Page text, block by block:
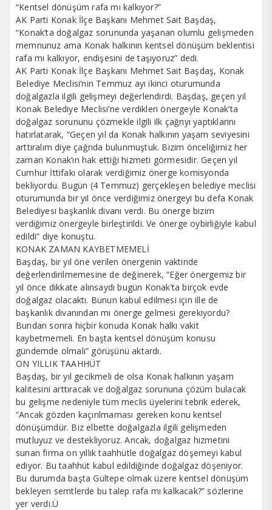
“Kentsel dönüşüm rafa mı kalkıyor?”
AK Parti Konak İlçe Başkanı Mehmet Sait Başdaş,
“Konak’ta doğalgaz sorununda yaşanan olumlu gelişmeden
memnunuz ama Konak halkının kentsel dönüşüm beklentisi
rafa mı kalkıyor, endişesini de taşıyoruz” dedi.
AK Parti Konak İlçe Başkanı Mehmet Sait Başdaş, Konak
Belediye Meclisi’nin Temmuz ayı ikinci oturumunda
doğalgazla ilgili gelişmeyi değerlendirdi. Başdaş, geçen yıl
Konak Belediye Meclisi’ne verdikleri önergeyle Konak’ta
doğalgaz sorununu çözmekle ilgili ilk çağrıyı yaptıklarını
hatırlatarak, “Geçen yıl da Konak halkının yaşam seviyesini
arttıralım diye çağrıda bulunmuştuk. Bizim önceliğimiz her
zaman Konak’ın hak ettiği hizmeti görmesidir. Geçen yıl
Cumhur İttifakı olarak verdiğimiz önerge komisyonda
bekliyordu. Bugün (4 Temmuz) gerçekleşen belediye meclisi
oturumunda bir yıl önce verdiğimiz önergeyi bu defa Konak
Belediyesi başkanlık divanı verdi. Bu önerge bizim
verdiğimiz önergeyle birleştirildi. Ve önerge oybirliğiyle kabul
edildi” diye konuştu.
KONAK ZAMAN KAYBETMEMELİ
Başdaş, bir yıl öne verilen önergenin vaktinde
değerlendirilmemesine de değinerek, “Eğer önergemiz bir
yıl önce dikkate alınsaydı bugün Konak’ta birçok evde
doğalgaz olacaktı. Bunun kabul edilmesi için ille de
başkanlık divanından mı önerge gelmesi gerekiyordu?
Bundan sonra hiçbir konuda Konak halkı vakit
kaybetmemeli. En başta kentsel dönüşüm konusu
gündemde olmalı” görüşünü aktardı.
ON YILLIK TAAHHÜT
Başdaş, bir yıl gecikmeli de olsa Konak halkının yaşam
kalitesini arttıracak ve doğalgaz sorununa çözüm bulacak
bu gelişme nedeniyle tüm meclis üyelerini tebrik ederek,
“Ancak gözden kaçırılmaması gereken konu kentsel
dönüşümdür. Biz elbette doğalgazla ilgili gelişmeden
mutluyuz ve destekliyoruz. Ancak, doğalgaz hizmetini
sunan firma on yıllık taahhütle doğalgaz döşemeyi kabul
ediyor. Bu taahhüt kabul edildiğinde doğalgaz döşeniyor.
Bu durumda başta Gültepe olmak üzere kentsel dönüşüm
bekleyen semtlerde bu talep rafa mı kalkacak?” sözlerine
yer verdi.Ü